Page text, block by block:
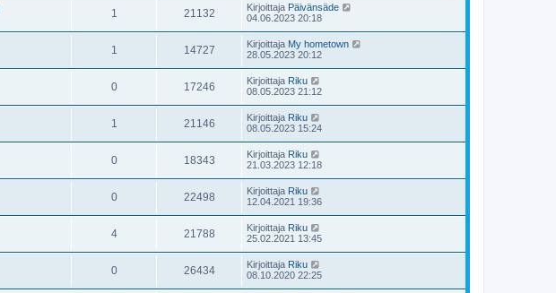
1 21132 Kirjoittaja Päivänsäde
04.06.2023 20:18
1 14727 Kirjoittaja My hometown
28.05.2023 20:12
0 17246 Kirjoittaja Riku
08.05.2023 21:12
1 21146 Kirjoittaja Riku
08.05.2023 15:24
0 18343 Kirjoittaja Riku
21.03.2023 12:18
0 22498 Kirjoittaja Riku
12.04.2021 19:36
4 21788 Kirjoittaja Riku
25.02.2021 13:45
0 26434 Kirjoittaja Riku
08.10.2020 22:25